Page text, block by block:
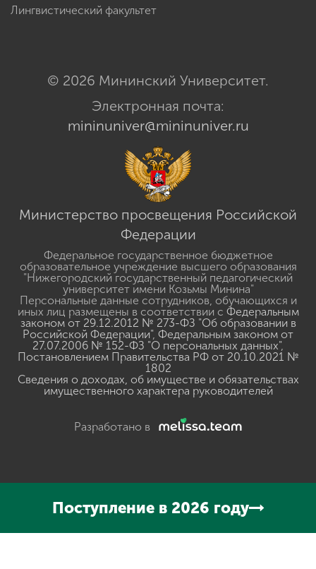
Лингвистический факультет
© 2026 Мининский Университет.
Электронная почта:
mininuniver@mininuniver.ru
Министерство просвещения Российской
Федерации
Федеральное государственное бюджетное
образовательное учреждение высшего образования
"Нижегородский государственный педагогический
университет имени Козьмы Минина"
Персональные данные сотрудников, обучающихся и
иных лиц размещены в соответствии с Федеральным
законом от 29.12.2012 № 273-ФЗ "Об образовании в
Российской Федерации", Федеральным законом от
27.07.2006 № 152-ФЗ "О персональных данных",
Постановлением Правительства РФ от 20.10.2021 №
1802
Сведения о доходах, об имуществе и обязательствах
имущественного характера руководителей
Разработано в
Поступление в 2026 году